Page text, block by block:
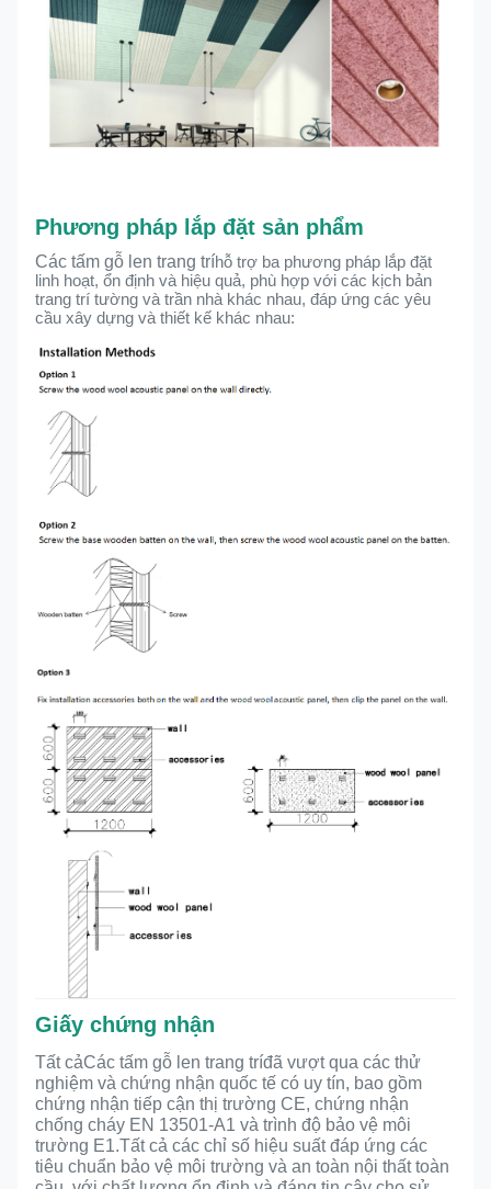
Phương pháp lắp đặt sản phẩm
Các tấm gỗ len trang tríhỗ trợ ba phương pháp lắp đặt
linh hoạt, ổn định và hiệu quả, phù hợp với các kịch bản
trang trí tường và trần nhà khác nhau, đáp ứng các yêu
cầu xây dựng và thiết kế khác nhau:
Giấy chứng nhận
Tất cảCác tấm gỗ len trang tríđã vượt qua các thử
nghiệm và chứng nhận quốc tế có uy tín, bao gồm
chứng nhận tiếp cận thị trường CE, chứng nhận
chống cháy EN 13501-A1 và trình độ bảo vệ môi
trường E1.Tất cả các chỉ số hiệu suất đáp ứng các
tiêu chuẩn bảo vệ môi trường và an toàn nội thất toàn